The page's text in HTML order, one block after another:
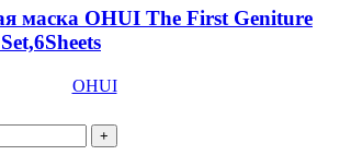
маска OHUI The First Geniture
OHUI